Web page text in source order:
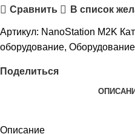
Сравнить В список
Артикул: NanoStation M2K
оборудование,
Поделиться
Описание